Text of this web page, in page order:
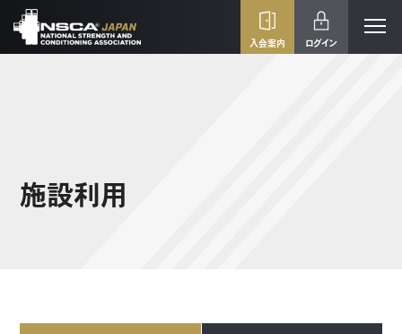
入会案内 ログイン
施設利用